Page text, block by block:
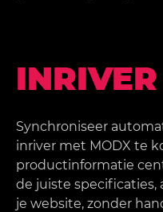
INRIVER
Synchroniseer
inriver met MODX te
productinformatie
de juiste specificaties,
je website, zonder